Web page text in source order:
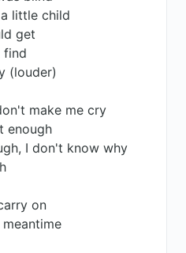
little child
get
find
(louder)
make me cry
enough
I don't know why
on